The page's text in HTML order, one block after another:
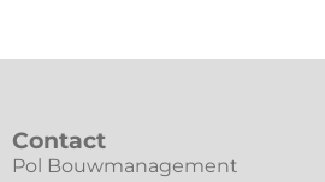
Contact
Pol Bouwmanagement